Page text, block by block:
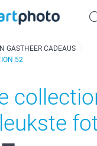
GASTHEER CADEAUS
52